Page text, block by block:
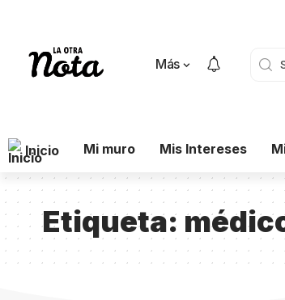
Más
Inicio Mi muro Mis Intereses
Etiqueta: